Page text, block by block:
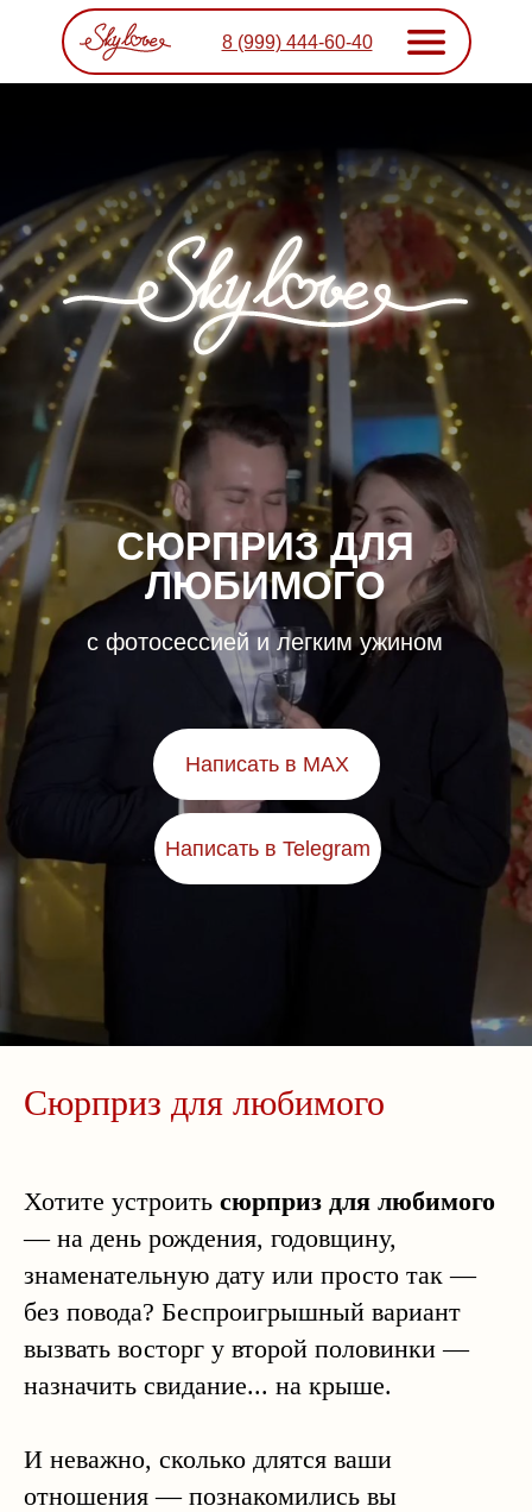
8 (999) 444-60-40
СЮРПРИЗ ДЛЯ
ЛЮБИМОГО
с фотосессией и легким ужином
Написать в MAX
Написать в Telegram
Сюрприз для любимого
Хотите устроить сюрприз для любимого
— на день рождения, годовщину,
знаменательную дату или просто так —
без повода? Беспроигрышный вариант
вызвать восторг у второй половинки —
назначить свидание... на крыше.
И неважно, сколько длятся ваши
отношения — познакомились вы